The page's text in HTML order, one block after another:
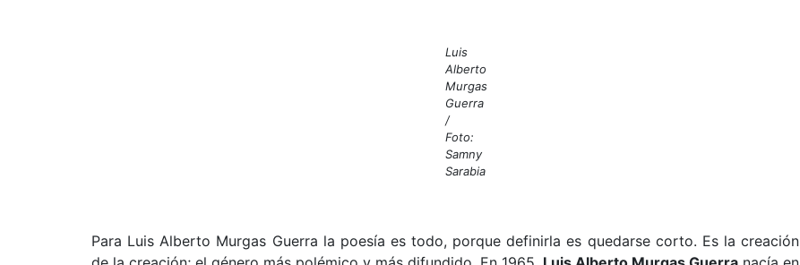
Luis
Alberto
Murgas
Guerra
/
Foto:
Samny
Sarabia
Para Luis Alberto Murgas Guerra la poesía es todo, porque definirla es quedarse corto. Es la creación